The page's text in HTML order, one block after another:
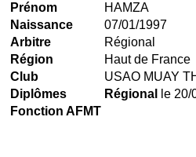
Prénom
HAMZA
Naissance
07/01/1997
Arbitre
Régional
Région
Haut de France
Club
USAO MUAY
Diplômes
Régional
le
Fonction AFMT